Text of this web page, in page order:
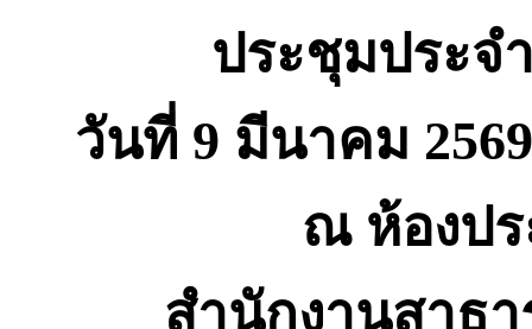
ประชุมประจ
วันที่ 9 มีนาคม
ณ ห้องป
สำนักงานสาธ